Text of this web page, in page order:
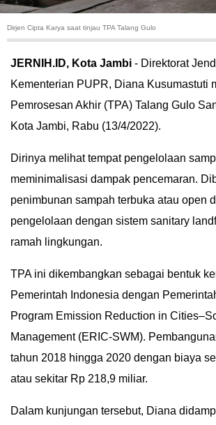
KHAZANAH
LEISUR
TEKNOLOGI
OLAHRAGA
GALLERY
DEPTH
OPINI
INFOGRAFIS
Dirjen Cipta Karya saat tinjau TPA Talang Gulo
JERNIH.ID, Kota Jambi - Direktorat
Kementerian PUPR, Diana Kusumastuti
Pemrosesan Akhir (TPA) Talang Gulo
Kota Jambi, Rabu (13/4/2022).
Dirinya melihat tempat pengelolaan
meminimalisasi dampak pencemaran.
penimbunan sampah terbuka atau open
pengelolaan dengan sistem sanitary
ramah lingkungan.
TPA ini dikembangkan sebagai bentuk
Pemerintah Indonesia dengan
Program Emission Reduction in
Management (ERIC-SWM).
tahun 2018 hingga 2020 dengan biaya
atau sekitar Rp 218,9 miliar.
Dalam kunjungan tersebut, Diana